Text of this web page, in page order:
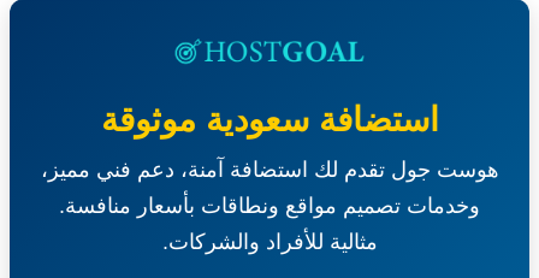
متنزه
الشقوق
جزء
1
بمحافظة
ثادق-
وزارة
البيئة
استضافة سعودية موثوقة
هوست جول تقدم لك استضافة آمنة، دعم فني مميز،
وخدمات تصميم مواقع ونطاقات بأسعار منافسة.
مثالية للأفراد والشركات.